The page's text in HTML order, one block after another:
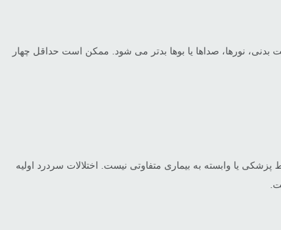
نورها، صداها یا بوها بدتر می شود. ممکن است حداقل چهار
پزشکی یا وابسته به بیماری متفاوتی نیست. اختلالات سردرد اولیه